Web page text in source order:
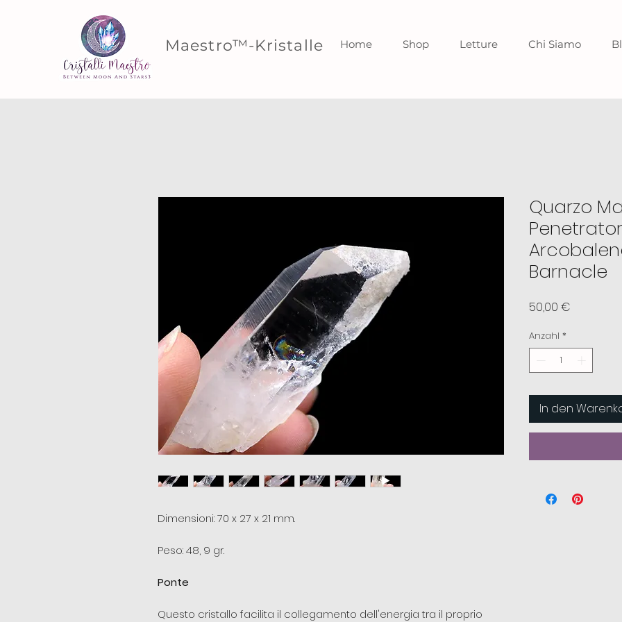
Maestro™-Kristalle Home Shop Letture Chi Siamo
Dimensioni: 70 x 27 x 21 mm.
Peso: 48, 9 gr.
Ponte
Questo cristallo facilita il collegamento dell'energia tra il proprio
Quarzo
Barnacle
50,00 €
Anzahl *
In den